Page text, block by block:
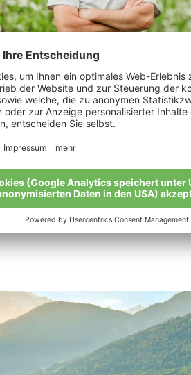
Stephan
liegt in der Luft und ein ganz
Apfelduft.“
Geschichte
Alle Bio-Bauern im Überblick